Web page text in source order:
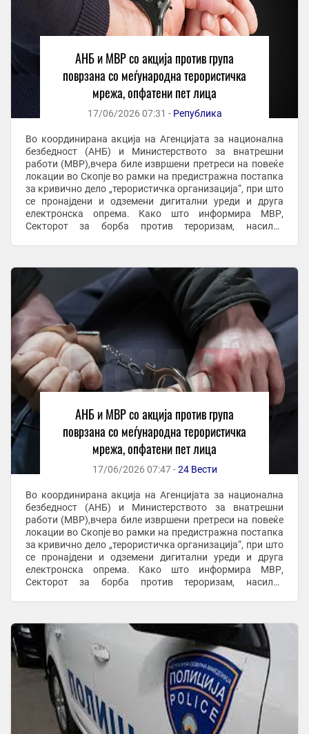
АНБ и МВР со акција против група
поврзана со меѓународна терористичка
мрежа, опфатени пет лица
17/06/2026 07:31 - Република
Во координирана акција на Агенцијата за национална
безбедност (АНБ) и Министерството за внатрешни
работи (МВР),вчера биле извршени претреси на повеќе
локации во Скопје во рамки на предистражна постапка
за кривично дело „терористичка организација“, при што
се пронајдени и одземени дигитални уреди и друга
електронска опрема. Како што информира МВР,
Секторот за борба против тероризам, насилен
АНБ и МВР со акција против група
поврзана со меѓународна терористичка
мрежа, опфатени пет лица
17/06/2026 07:47 -24 Вести
Во координирана акција на Агенцијата за национална
безбедност (АНБ) и Министерството за внатрешни
работи (МВР),вчера биле извршени претреси на повеќе
локации во Скопје во рамки на предистражна постапка
за кривично дело „терористичка организација“, при што
се пронајдени и одземени дигитални уреди и друга
електронска опрема. Како што информира МВР,
Секторот за борба против тероризам, насилен